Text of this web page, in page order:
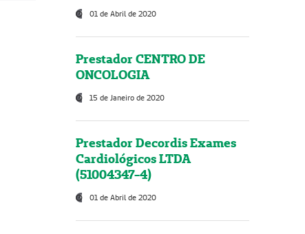
01 de Abril de 2020
Prestador CENTRO DE
ONCOLOGIA
15 de Janeiro de 2020
Prestador Decordis Exames
Cardiológicos LTDA
(51004347-4)
01 de Abril de 2020